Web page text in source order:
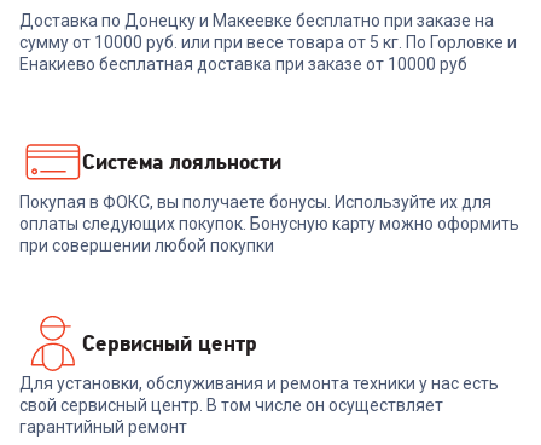
Крепёж настенный
ULTRAMOUNTS UM 832T
(32"-55", VESA 400х400)
1 699₽
В корзину
Крепёж настенный
ULTRAMOUNTS UM 831T
(23"-42", VESA 200х200)
В корзину
Доставка по Донецку и Макеевке бесплатно при заказе на
сумму от 10000 руб. или при весе товара от 5 кг. По Горловке и
Енакиево бесплатная доставка при заказе от 10000 руб
Система лояльности
Покупая в ФОКС, вы получаете бонусы. Используйте их для
оплаты следующих покупок. Бонусную карту можно оформить
при совершении любой покупки
Сервисный центр
Для установки, обслуживания и ремонта техники у нас есть
свой сервисный центр. В том числе он осуществляет
гарантийный ремонт